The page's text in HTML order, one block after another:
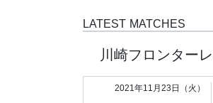
LATEST MATCHES
川崎フロンター
2021年11月23日（火）